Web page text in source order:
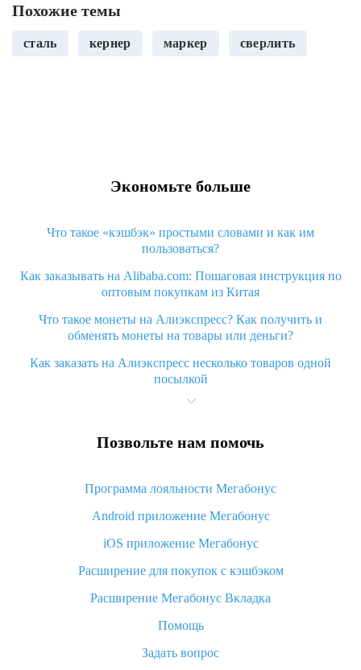
Похожие темы
сталь кернер маркер сверлить
Экономьте больше
Что такое «кэшбэк» простыми словами и как им
пользоваться?
Как заказывать на Alibaba.com: Пошаговая инструкция по
оптовым покупкам из Китая
Что такое монеты на Алиэкспресс? Как получить и
обменять монеты на товары или деньги?
Как заказать на Алиэкспресс несколько товаров одной
посылкой
Что значит статус «Заказ закрыт» на Алиэкспресс и что
Что делать, если Алиэкспресс просит ввести паспортные
Как узнать, куда пришла посылка с Алиэкспресс
Вы отменили заказ на Алиэкспресс, когда вернут деньги?
Что такое баллы на Алиэкспресс, как их получить и
«AliExpress Standard Shipping»: что это за метод доставки и
как его отслеживать
Как покупать оптом на Алиэкспресс
Что делать, если не пришел товар с Алиэкспресс
Позвольте нам помочь
Программа лояльности Мегабонус
Android приложение Мегабонус
iOS приложение Мегабонус
Расширение для покупок с кэшбэком
Расширение Мегабонус Вкладка
Помощь
Задать вопрос